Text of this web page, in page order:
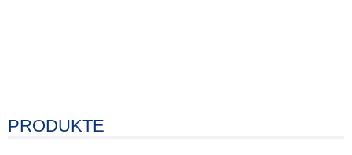
PRODUKTE